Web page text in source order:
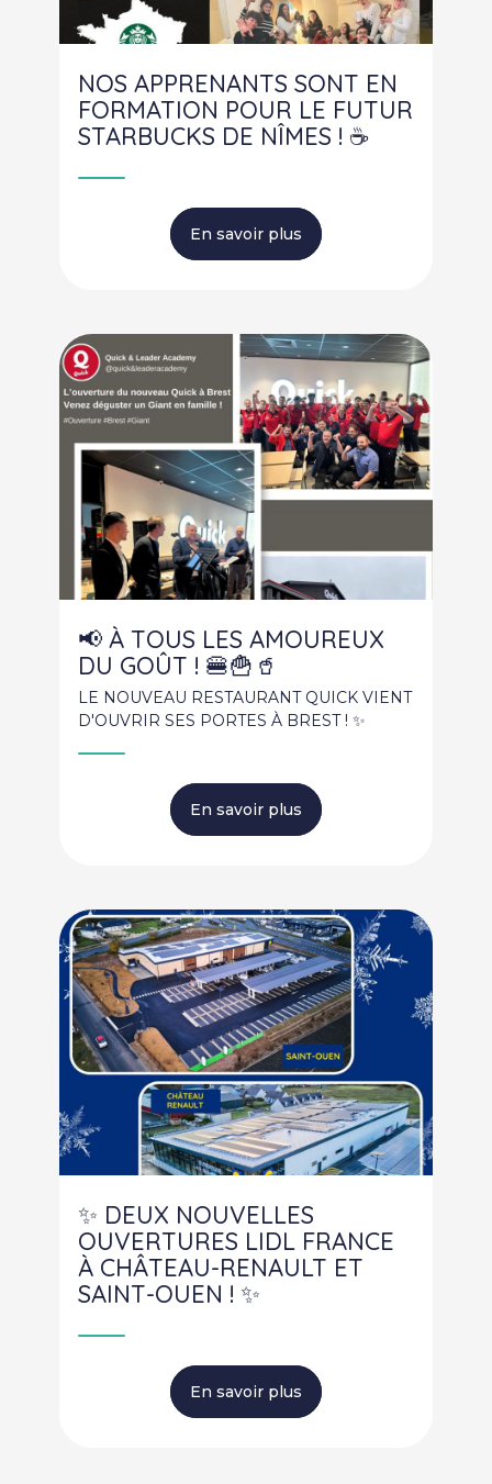
NOS APPRENANTS SONT EN
FORMATION POUR LE FUTUR
STARBUCKS DE NÎMES ! ☕
En savoir plus
📢 À TOUS LES AMOUREUX
DU GOÛT ! 🍔🍟🥤
LE NOUVEAU RESTAURANT QUICK VIENT
D'OUVRIR SES PORTES À BREST ! ✨
En savoir plus
✨ DEUX NOUVELLES
OUVERTURES LIDL FRANCE
À CHÂTEAU-RENAULT ET
SAINT-OUEN ! ✨
En savoir plus